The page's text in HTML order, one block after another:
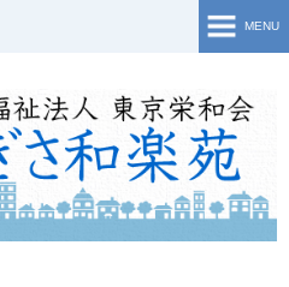
MENU